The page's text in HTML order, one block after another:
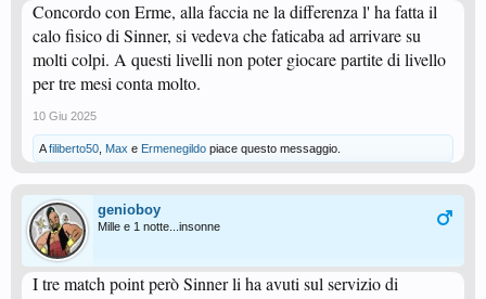
Concordo con Erme, alla faccia ne la differenza l' ha fatta il
calo fisico di Sinner, si vedeva che faticaba ad arrivare su
molti colpi. A questi livelli non poter giocare partite di livello
per tre mesi conta molto.
10 Giu 2025
Afiliberto50 Max e Ermenegildo piace questo messaggio.
genioboy
Mille e 1 notte...insonne
I tre match point però Sinner li ha avuti sul servizio di